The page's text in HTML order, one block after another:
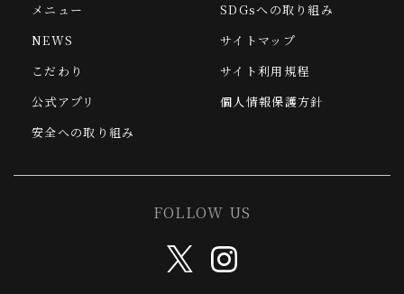
メニュー
NEWS
こだわり
公式アプリ
安全への取り組み
SDGsへの取り組み
サイトマップ
サイト利用規程
個人情報保護方針
FOLLOW US